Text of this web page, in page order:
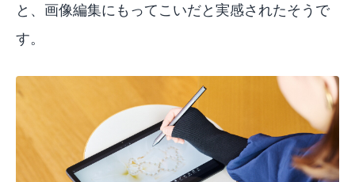
と、画像編集にもってこいだと実感されたそうで
す。